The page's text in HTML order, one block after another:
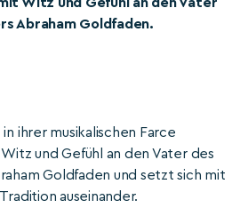
Abraham Goldfaden.
ihrer musikalischen Farce
und Gefühl an den Vater des
Goldfaden und setzt sich mit
auseinander.